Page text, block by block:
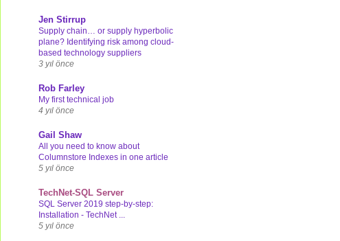
Jen Stirrup
Supply chain… or supply hyperbolic
plane? Identifying risk among cloud-
based technology suppliers
3 yıl önce
Rob Farley
My first technical job
4 yıl önce
Gail Shaw
All you need to know about
Columnstore Indexes in one article
5 yıl önce
TechNet-SQL Server
SQL Server 2019 step-by-step:
Installation - TechNet ...
5 yıl önce